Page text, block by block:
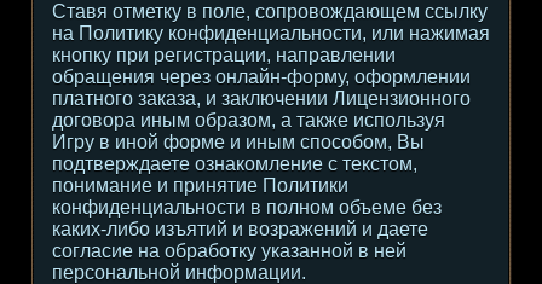
Ставя отметку в поле, сопровождающем ссылку
на Политику конфиденциальности, или нажимая
кнопку при регистрации, направлении
обращения через онлайн-форму, оформлении
платного заказа, и заключении Лицензионного
договора иным образом, а также используя
Игру в иной форме и иным способом, Вы
подтверждаете ознакомление с текстом,
понимание и принятие Политики
конфиденциальности в полном объеме без
каких-либо изъятий и возражений и даете
согласие на обработку указанной в ней
персональной информации.